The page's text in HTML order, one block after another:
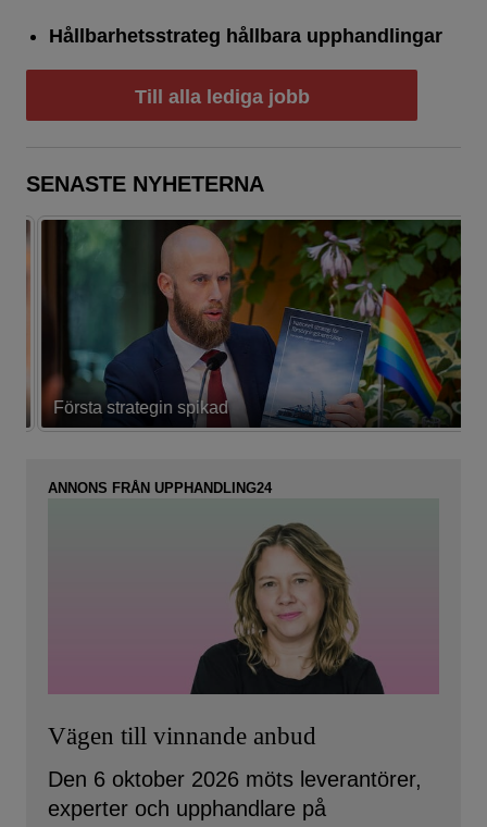
Hållbarhetsstrateg hållbara upphandlingar
Till alla lediga jobb
SENASTE NYHETERNA
Första strategin spikad
ANNONS FRÅN UPPHANDLING24
Vägen till vinnande anbud
Den 6 oktober 2026 möts leverantörer,
experter och upphandlare på